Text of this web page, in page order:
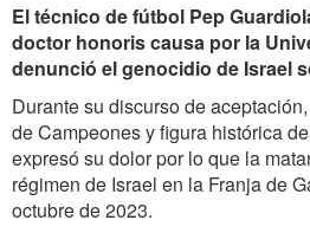
El técnico de fútbol Pep
doctor honoris causa por la
denunció el genocidio de Israel
Durante su discurso de
de Campeones y figura histórica
expresó su dolor por lo que la
régimen de Israel en la Franja de
octubre de 2023.